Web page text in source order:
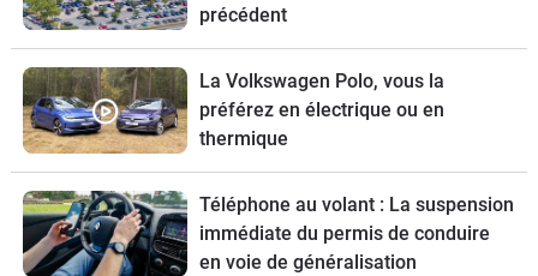
précédent
La Volkswagen Polo, vous la
préférez en électrique ou en
thermique
Téléphone au volant : La suspension
immédiate du permis de conduire
en voie de généralisation